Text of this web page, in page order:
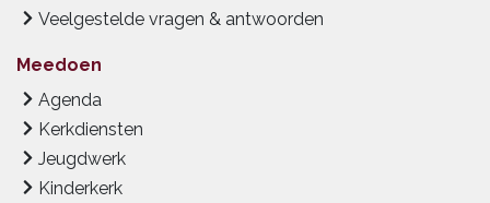
Veelgestelde vragen & antwoorden
Meedoen
Agenda
Kerkdiensten
Jeugdwerk
Kinderkerk